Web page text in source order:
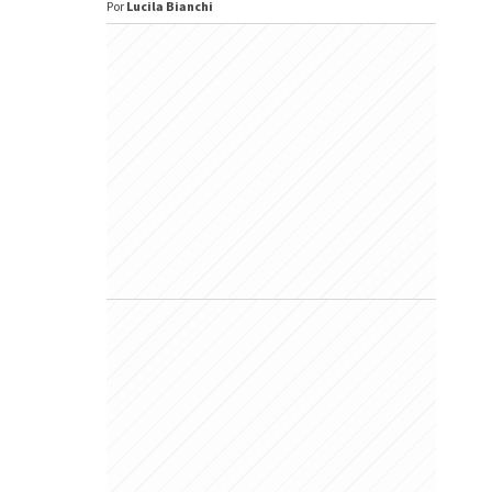
Por Lucila Bianchi